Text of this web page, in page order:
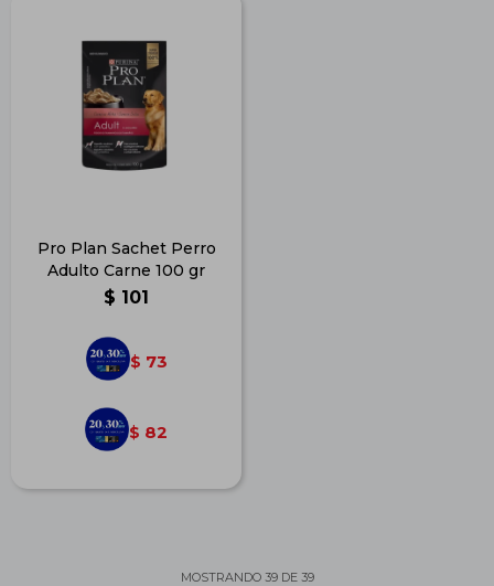
Pro Plan Sachet Perro
Adulto Carne 100 gr
$ 101
$ 73
$ 82
MOSTRANDO 39DE 39